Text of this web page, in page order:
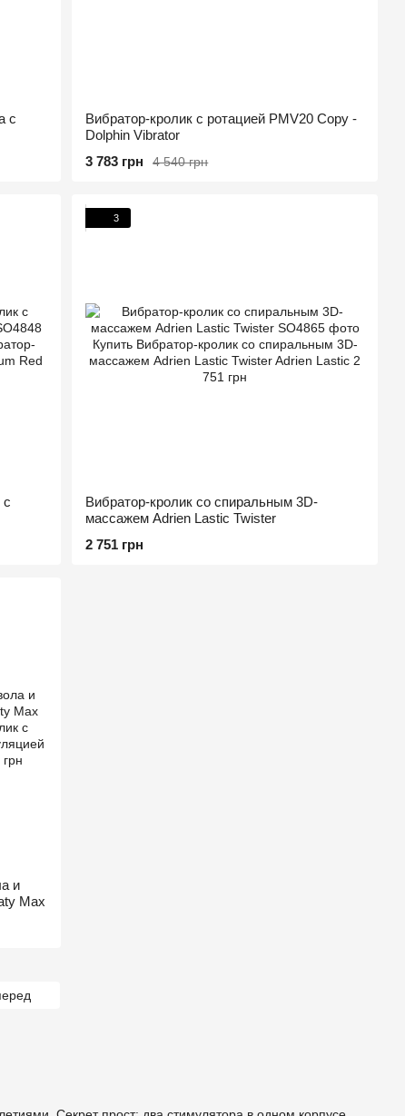
с
Вибратор-кролик с ротацией PMV20 Copy -
Dolphin Vibrator
4 540 грн
3 783 грн
с
3
Вибратор-кролик со спиральным 3D-
массажем Adrien Lastic Twister
2 751 грн
и
Max